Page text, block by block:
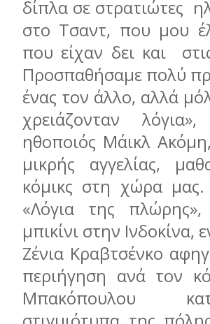
δίπλα σε στρατιώτες
στο Τσαντ, που μου
που είχαν δει και
Προσπαθήσαμε πολύ
ένας τον άλλο, αλλά
χρειάζονταν
ηθοποιός Μάικλ
μικρής αγγελίας,
κόμικς στη χώρα
«Λόγια της πλώρης»,
μπικίνι στην Ινδοκίνα,
Ζένια Κραβτσένκο
περιήγηση ανά τον
Μπακόπουλου